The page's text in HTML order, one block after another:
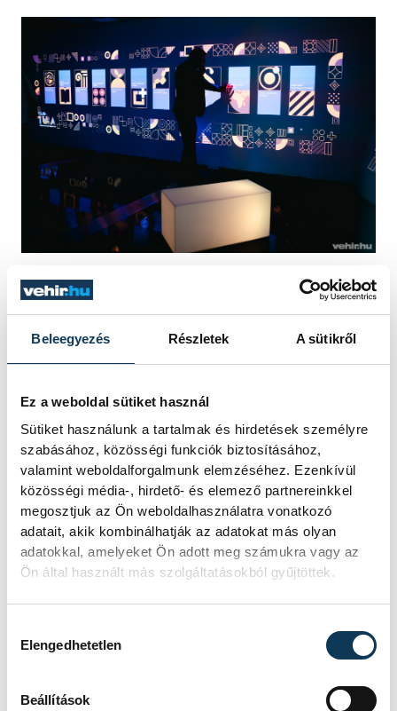
Beleegyezés Részletek A sütikről
Ez a weboldal sütiket használ
Sütiket használunk a tartalmak és hirdetések személyre
szabásához, közösségi funkciók biztosításához,
valamint weboldalforgalmunk elemzéséhez. Ezenkívül
közösségi média-, hirdető- és elemező partnereinkkel
megosztjuk az Ön weboldalhasználatra vonatkozó
adatait, akik kombinálhatják az adatokat más olyan
adatokkal, amelyeket Ön adott meg számukra vagy az
Ön által használt más szolgáltatásokból gyűjtöttek.
Elengedhetetlen
Beállítások
Pósfai Mihály, a Magyar Tudományos
arról beszélt, hogy a kiállítás nem egyszerű
élményt szeretne adni a látogatóknak. A
konténerekben többek között virtuális
séta vezet végig az Akadémia budapesti
székházán, megelevenednek történelmi
dokumentumok, rövid videókban kutatók
beszélnek hivatásukról, emellett interaktív
felületeken lehet böngészni a magyar
betölteni a szerepét, ha jelen van a
az ilyen kezdeményezések. A veszprémi